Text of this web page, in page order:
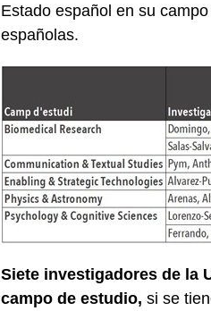
Estado español en su
españolas.
Siete investigadores de la
campo de estudio, si se